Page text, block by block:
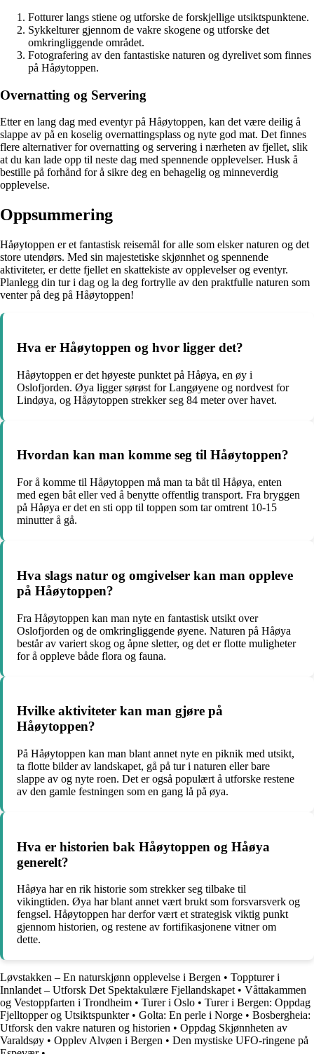
Fotturer langs stiene og utforske de forskjellige utsiktspunktene.
Sykkelturer gjennom de vakre skogene og utforske det
omkringliggende området.
Fotografering av den fantastiske naturen og dyrelivet som finnes
på Håøytoppen.
Overnatting og Servering
Etter en lang dag med eventyr på Håøytoppen, kan det være deilig å
slappe av på en koselig overnattingsplass og nyte god mat. Det finnes
flere alternativer for overnatting og servering i nærheten av fjellet, slik
at du kan lade opp til neste dag med spennende opplevelser. Husk å
bestille på forhånd for å sikre deg en behagelig og minneverdig
opplevelse.
Oppsummering
Håøytoppen er et fantastisk reisemål for alle som elsker naturen og det
store utendørs. Med sin majestetiske skjønnhet og spennende
aktiviteter, er dette fjellet en skattekiste av opplevelser og eventyr.
Planlegg din tur i dag og la deg fortrylle av den praktfulle naturen som
venter på deg på Håøytoppen!
Hva er Håøytoppen og hvor ligger det?
Håøytoppen er det høyeste punktet på Håøya, en øy i
Oslofjorden. Øya ligger sørøst for Langøyene og nordvest for
Lindøya, og Håøytoppen strekker seg 84 meter over havet.
Hvordan kan man komme seg til Håøytoppen?
For å komme til Håøytoppen må man ta båt til Håøya, enten
med egen båt eller ved å benytte offentlig transport. Fra bryggen
på Håøya er det en sti opp til toppen som tar omtrent 10-15
minutter å gå.
Hva slags natur og omgivelser kan man oppleve
på Håøytoppen?
Fra Håøytoppen kan man nyte en fantastisk utsikt over
Oslofjorden og de omkringliggende øyene. Naturen på Håøya
består av variert skog og åpne sletter, og det er flotte muligheter
for å oppleve både flora og fauna.
Hvilke aktiviteter kan man gjøre på
Håøytoppen?
På Håøytoppen kan man blant annet nyte en piknik med utsikt,
ta flotte bilder av landskapet, gå på tur i naturen eller bare
slappe av og nyte roen. Det er også populært å utforske restene
av den gamle festningen som en gang lå på øya.
Hva er historien bak Håøytoppen og Håøya
generelt?
Håøya har en rik historie som strekker seg tilbake til
vikingtiden. Øya har blant annet vært brukt som forsvarsverk og
fengsel. Håøytoppen har derfor vært et strategisk viktig punkt
gjennom historien, og restene av fortifikasjonene vitner om
dette.
Løvstakken – En naturskjønn opplevelse i Bergen • Toppturer i
Innlandet – Utforsk Det Spektakulære Fjellandskapet • Våttakammen
og Vestoppfarten i Trondheim • Turer i Oslo • Turer i Bergen: Oppdag
Fjelltopper og Utsiktspunkter• Golta: En perle i Norge • Bosbergheia:
Utforsk den vakre naturen og historien • Oppdag Skjønnheten av
Varaldsøy • Opplev Alvøen i Bergen • Den mystiske UFO-ringene på